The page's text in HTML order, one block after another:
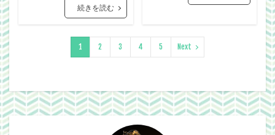
続きを読む
1 2 3 4 5 Next